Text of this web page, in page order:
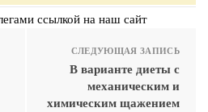
ссылкой на наш сайт
СЛЕДУЮЩАЯ ЗАПИСЬ
В варианте диеты с
механическим и
химическим щажением